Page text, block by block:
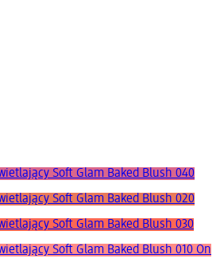
Soft Glam Baked Blush 040
Soft Glam Baked Blush 020
Soft Glam Baked Blush 030
Soft Glam Baked Blush 010 On